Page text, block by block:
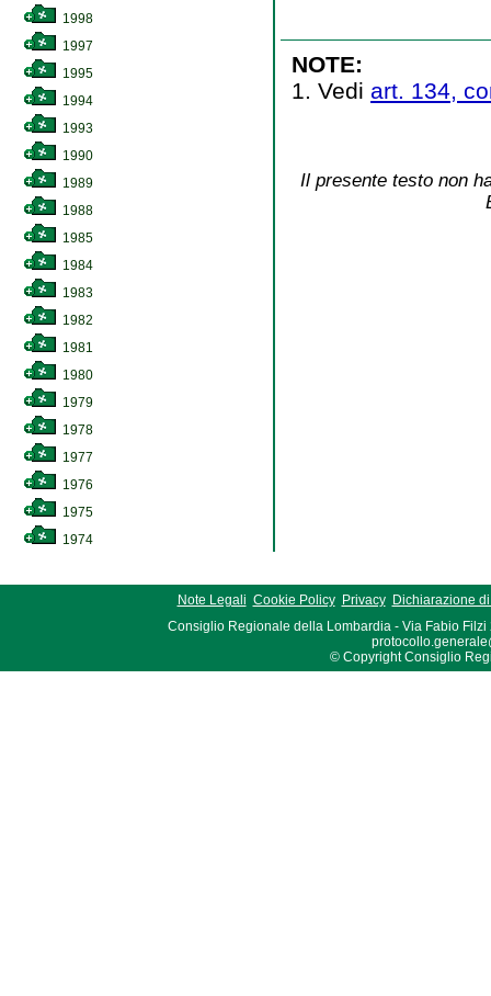
1998
1997
1995
1994
1993
1990
1989
1988
1985
1984
1983
1982
1981
1980
1979
1978
1977
1976
1975
1974
NOTE:
1. Vedi art. 134,
Il presente testo non
Note Legali Cookie Policy Privacy
Dichiarazione
Consiglio Regionale della Lombardia - Via Fabio Filzi
© Copyright Consiglio